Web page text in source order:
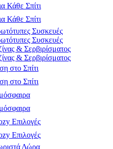
Κάθε Σπίτι
Κάθε Σπίτι
Συσκευές
Συσκευές
& Σερβιρίσματος
& Σερβιρίσματος
στο Σπίτι
στο Σπίτι
Επιλογές
Επιλογές
Δώρα